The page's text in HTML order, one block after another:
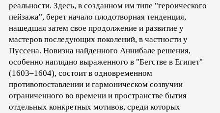
реальности. Здесь, в созданном им типе "героического
пейзажа", берет начало плодотворная тенденция,
нашедшая затем свое продолжение и развитие у
мастеров последующих поколений, в частности у
Пуссена. Новизна найденного Аннибале решения,
особенно наглядно выраженного в "Бегстве в Египет"
(1603–1604), состоит в одновременном
противопоставлении и гармоническом созвучии
ограниченного во времени и пространстве бытия
отдельных конкретных мотивов, среди которых